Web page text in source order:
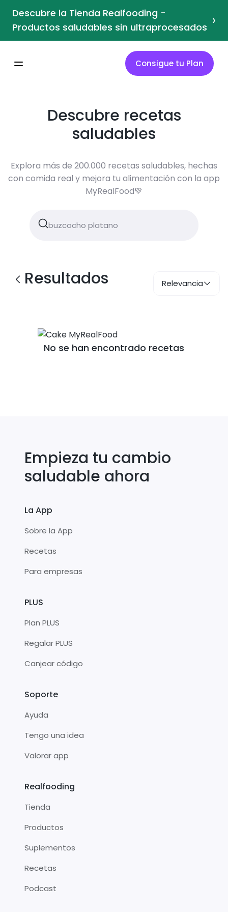
Descubre la Tienda Realfooding -
Productos saludables sin ultraprocesados ›
Consigue tu Plan
Descubre recetas
saludables
Explora más de 200.000 recetas saludables, hechas
con comida real y mejora tu alimentación con la app
MyRealFood💚
Resultados Relevancia
No se han encontrado recetas
Empieza tu cambio
saludable ahora
La App
Sobre la App
Recetas
Para empresas
PLUS
Plan PLUS
Regalar PLUS
Canjear código
Soporte
Ayuda
Tengo una idea
Valorar app
Realfooding
Tienda
Productos
Suplementos
Recetas
Podcast